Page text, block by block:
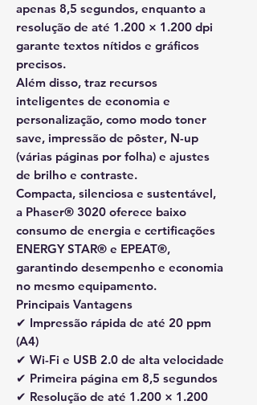
apenas 8,5 segundos, enquanto a
resolução de até 1.200 × 1.200 dpi
garante textos nítidos e gráficos
precisos.
Além disso, traz recursos
inteligentes de economia e
personalização, como modo toner
save, impressão de pôster, N-up
(várias páginas por folha) e ajustes
de brilho e contraste.
Compacta, silenciosa e sustentável,
a Phaser® 3020 oferece baixo
consumo de energia e certificações
ENERGY STAR® e EPEAT®,
garantindo desempenho e economia
no mesmo equipamento.
Principais Vantagens
✔ Impressão rápida de até 20 ppm
(A4)
✔ Wi-Fi e USB 2.0 de alta velocidade
✔ Primeira página em 8,5 segundos
✔ Resolução de até 1.200 × 1.200